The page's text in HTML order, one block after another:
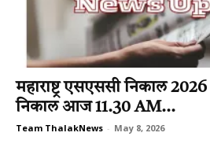
महाराष्ट्र एसएससी निकाल
निकाल आज 11.30 AM...
Team ThalakNews - May 8, 2026